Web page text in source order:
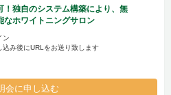
！独自のシステム構築により、無
なホワイトニングサロン
ン
込み後にURLをお送り致します
会に申し込む